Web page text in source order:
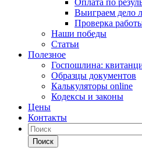
Оплата по
Выиграем дело
Проверка
Наши победы
Статьи
Полезное
Госпошлина:
Образцы документов
Калькуляторы online
Кодексы и законы
Цены
Контакты
Поиск